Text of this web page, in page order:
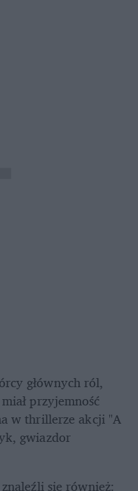
głównych ról,
przyjemność
w thrillerze akcji "A
Eleryk, gwiazdor